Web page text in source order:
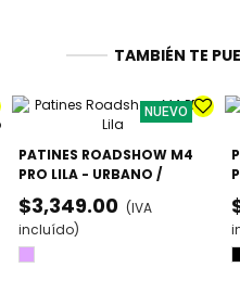
TAMBIÉN TE
NUEVO
PATINES ROADSHOW M4
PRO LILA - URBANO /
FREESKATE AVANZADO
$3,349.00 (IVA
incluído)